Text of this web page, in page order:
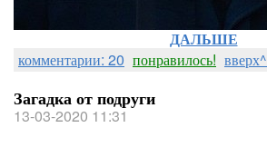
ДАЛЬШЕ
комментарии: 20 понравилось! вверх^
Загадка от подруги
13-03-2020 11:31